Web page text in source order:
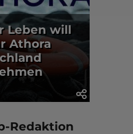
Leben will
Athora
Redaktion